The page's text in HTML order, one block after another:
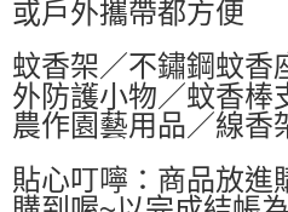
每筆NT$80，滿NT$799(含以上)免
國家/地區配送0330
或戶外攜帶都方便
蚊香架／不鏽鋼蚊香
外防護小物／蚊香棒
農作園藝用品／線香
貼心叮嚀：商品放進